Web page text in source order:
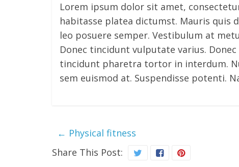
Lorem ipsum dolor sit amet,
habitasse platea dictumst. Mauris quis
leo posuere semper. Vestibulum at
Donec tincidunt vulputate varius.
tincidunt pharetra tortor in interdum.
sem euismod at. Suspendisse potenti.
← Physical fitness
Share This Post: